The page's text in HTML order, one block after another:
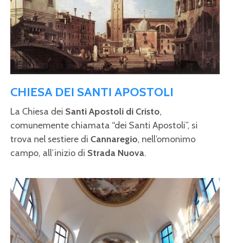
CHIESA DEI SANTI APOSTOLI
La Chiesa dei Santi Apostoli di Cristo,
comunemente chiamata “dei Santi Apostoli”, si
trova nel sestiere di Cannaregio, nell’omonimo
campo, all’inizio di Strada Nuova.